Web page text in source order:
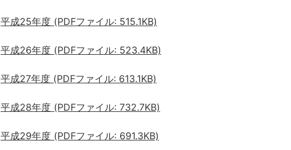
平成25年度 (PDFファイル: 515.1KB)
平成26年度 (PDFファイル: 523.4KB)
平成27年度 (PDFファイル: 613.1KB)
平成28年度 (PDFファイル: 732.7KB)
平成29年度 (PDFファイル: 691.3KB)